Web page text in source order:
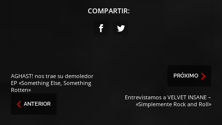
COMPARTIR:
AGHAST! nos trae su demoledor
EP «Something Else, Something
Rotten»
ANTERIOR
PRÓXIMO
Entrevistamos a VELVET INSANE –
«Simplemente Rock and Roll»